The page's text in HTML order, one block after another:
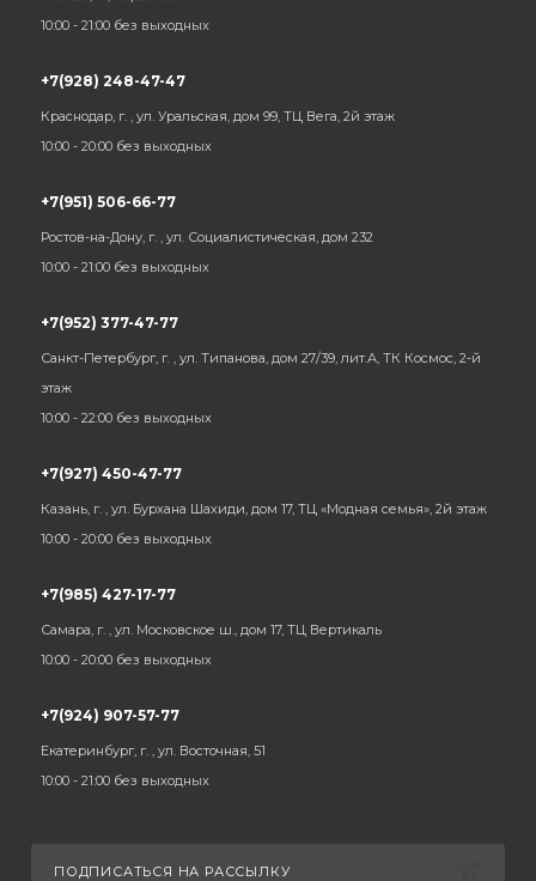
10:00 - 21:00 без выходных
+7(928) 248-47-47
Краснодар, г. , ул. Уральская, дом 99, ТЦ Вега, 2й этаж
10:00 - 20:00 без выходных
+7(951) 506-66-77
Ростов-на-Дону, г. , ул. Социалистическая, дом 232
10:00 - 21:00 без выходных
+7(952) 377-47-77
Санкт-Петербург, г. , ул. Типанова, дом 27/39, лит.А, ТК Космос, 2-й
этаж
10:00 - 22:00 без выходных
+7(927) 450-47-77
Казань, г. , ул. Бурхана Шахиди, дом 17, ТЦ «Модная семья», 2й этаж
10:00 - 20:00 без выходных
+7(985) 427-17-77
Самара, г. , ул. Московское ш., дом 17, ТЦ Вертикаль
10:00 - 20:00 без выходных
+7(924) 907-57-77
Екатеринбург, г. , ул. Восточная, 51
10:00 - 21:00 без выходных
ПОДПИСАТЬСЯ НА РАССЫЛКУ